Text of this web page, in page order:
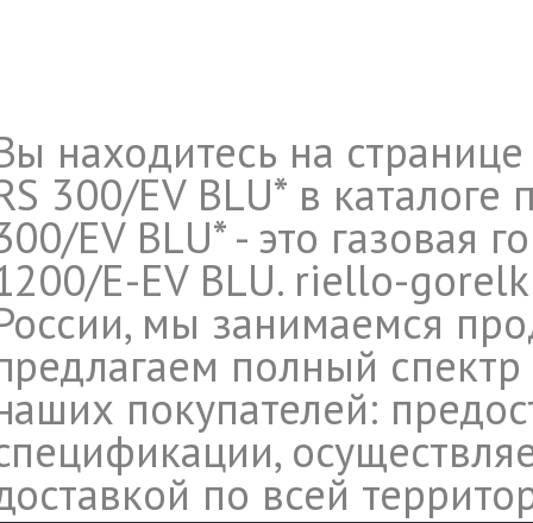
находитесь на
300/EV BLU* в
EV BLU* - это газовая
E-EV BLU. riello-
мы занимаемся
полный
покупателей:
по всей